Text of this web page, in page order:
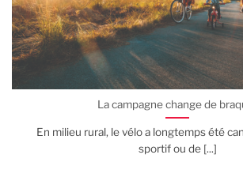
La campagne change de
En milieu rural, le vélo a longtemps été
sportif ou de [...]